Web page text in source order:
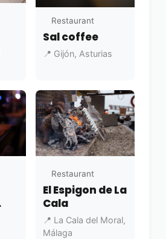
Restaurant
Sal coffee
📍 Gijón, Asturias
Restaurant
El Espigon de La
Cala
📍 La Cala del Moral,
Málaga